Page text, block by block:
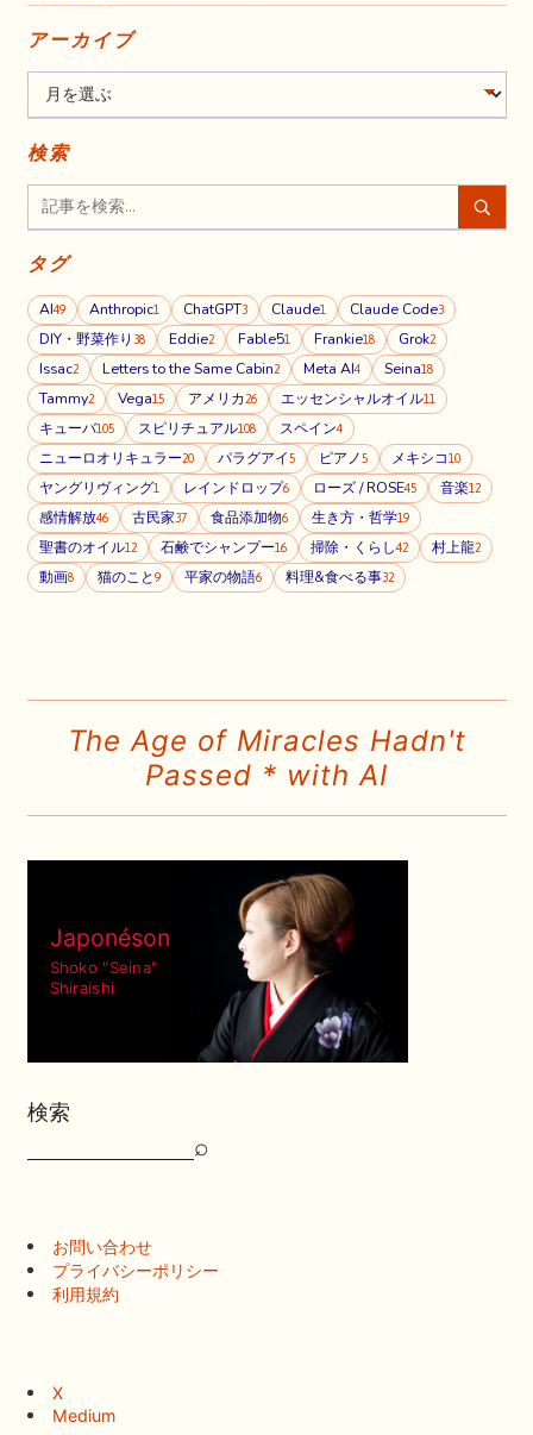
アーカイブ
検索
タグ
AI49 Anthropic1 ChatGPT3 Claude1 Claude Code3
DIY・野菜作り 38 Eddie2 Fable51 Frankie18 Grok2
Issac2 Letters to the Same Cabin2 Meta AI4 Seina18
Tammy2 Vega15 アメリカ26 エッセンシャルオイル11
キューバ105 スピリチュアル108 スペイン4
ニューロオリキュラー20 パラグアイ5 ピアノ5 メキシコ10
ヤングリヴィング1 レインドロップ6 ローズ / ROSE45 音楽12
感情解放46 古民家37 食品添加物6 生き方・哲学19
聖書のオイル12 石鹸でシャンプー16 掃除・くらし42 村上龍2
動画8 猫のこと9 平家の物語6 料理&食べる事32
The Age of Miracles Hadn't
Passed * with AI
Japonéson
Shoko "Seina"
Shiraishi
検索
検
⌕
お問い合わせ
プライバシーポリシー
利用規約
X
Medium